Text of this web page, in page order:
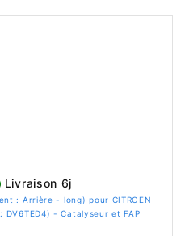
Livraison 6j
: Arrière - long) pour CITROEN
DV6TED4) - Catalyseur et FAP